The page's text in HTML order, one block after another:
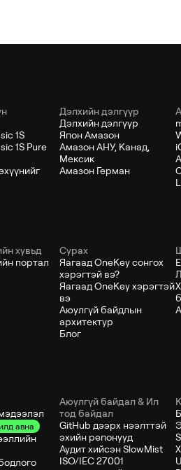
1S
1S Pure
Дэлхийн дэлгүүр
Дэлхийн дэлгүүр
Япон Амазон
Амазон АНУ, Канад,
Мексик
Амазон Герман
хувьд
портал
Сурах
Яагаад OneKey сонгох
хэрэгтэй вэ?
Яагаад OneKey хэрэгтэй
вэ
Аюулгүй байдлын
архитектур
Блог
авна
Аюулгүй байдал & Ил
тод байдал
GitHub дээрх нээлттэй
эхийн репонууд
Аудит хийсэн SlowMist
ISO/IEC 27001